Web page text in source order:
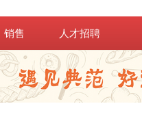
销售 人才招聘